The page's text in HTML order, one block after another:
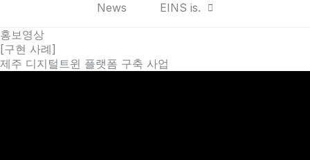
News
EINS is.
홍보영상
[구현 사례]
제주 디지털트윈 플랫폼 구축 사업